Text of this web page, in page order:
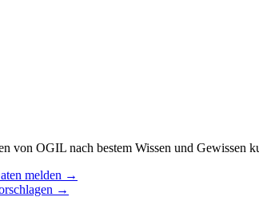
von OGIL nach bestem Wissen und Gewissen
melden →
→